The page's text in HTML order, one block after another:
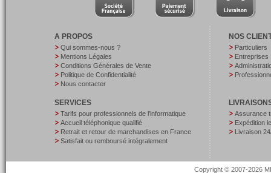
A PROPOS
Qui sommes-nous ?
Mentions Légales
Conditions Générales de Vente
Politique de Confidentialité
Nous contacter
SERVICES
Tarifs pour professionnels de l’informatique
Accueil téléphonique qualifié
Retrait et retour de marchandises en France
Satisfait ou remboursé intégralement
NOS
Particuliers
Entreprises
Assurance
Expédition
Livraison
Copyright © 2007-2026